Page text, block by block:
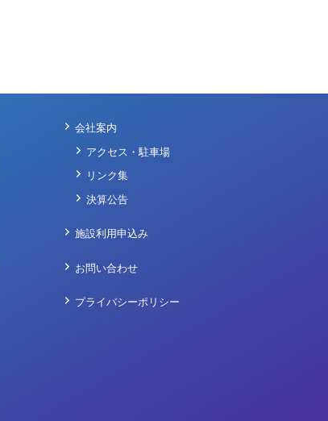
会社案内
アクセス・駐車場
リンク集
決算公告
施設利用申込み
お問い合わせ
プライバシーポリシー